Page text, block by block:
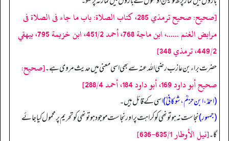
[صحيح: صحيح ترمذي 285، كتاب الصلاة: باب ما جاء فى الصلاة فى
مرابض الغنم ......، ابن ماجة 768، أحمد 451/2، ابن خزيمة 795، بيهقي
449/2، ترمذي 348]
حضرت براء بن عازب رضی اللہ عنہ سے بھی اسی معنی میں حدیث مروی ہے۔[صحيح:
صحيح أبو داود 169، أبو داود 184، أحمد 288/4]
(احمدؒ، ابن حزمؒ، شوکانیؒ)اسی کے قائل ہیں۔
(جمہور)نجاست نہ ہو تو نھی کو کراہت پر اور نجاست موجود ہوتو نھی کو تحریم پرمحمول کیا جائے
گا۔[نيل الأوطار 635/1-636]